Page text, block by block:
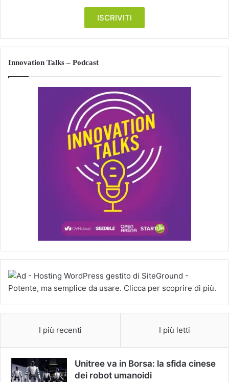
Innovation Talks – Podcast
I più recenti I più letti
Unitree va in Borsa: la sfida cinese
dei robot umanoidi